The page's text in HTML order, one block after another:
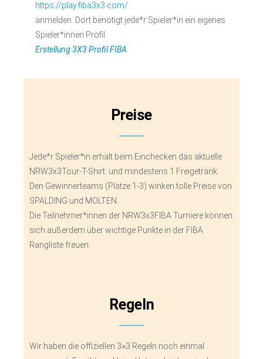
https://play.fiba3x3.com/
anmelden. Dort benötigt jede*r Spieler*in ein eigenes
Spieler*innen Profil.
Erstellung 3X3 Profil FIBA
Preise
Jede*r Spieler*in erhält beim Einchecken das aktuelle
NRW3x3Tour-T-Shirt und mindestens 1 Freigetränk.
Den Gewinnerteams (Plätze 1-3) winken tolle Preise von
SPALDING und MOLTEN.
Die Teilnehmer*innen der NRW3x3FIBA Turniere können
sich außerdem über wichtige Punkte in der FIBA
Rangliste freuen.
Regeln
Wir haben die offiziellen 3×3 Regeln noch einmal